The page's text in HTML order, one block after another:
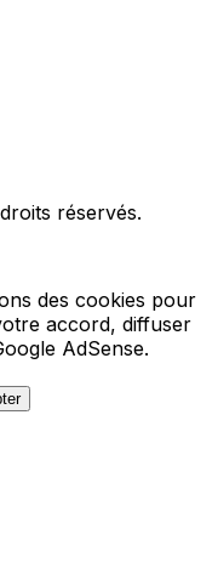
réservés.
des cookies pour
accord, diffuser
AdSense.